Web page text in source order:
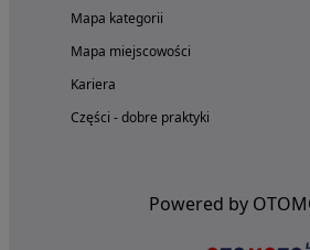
Mapa kategorii
Mapa miejscowości
Kariera
Części - dobre praktyki
Powered by